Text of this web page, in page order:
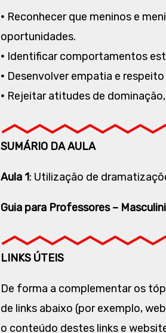
• Reconhecer que meninos e
oportunidades.
• Identificar comportamentos
• Desenvolver empatia e
• Rejeitar atitudes de
SUMÁRIO DA AULA
Aula 1: Utilização de
Guia para Professores –
LINKS ÚTEIS
De forma a complementar os
de links abaixo (por exemplo,
o conteúdo destes links e